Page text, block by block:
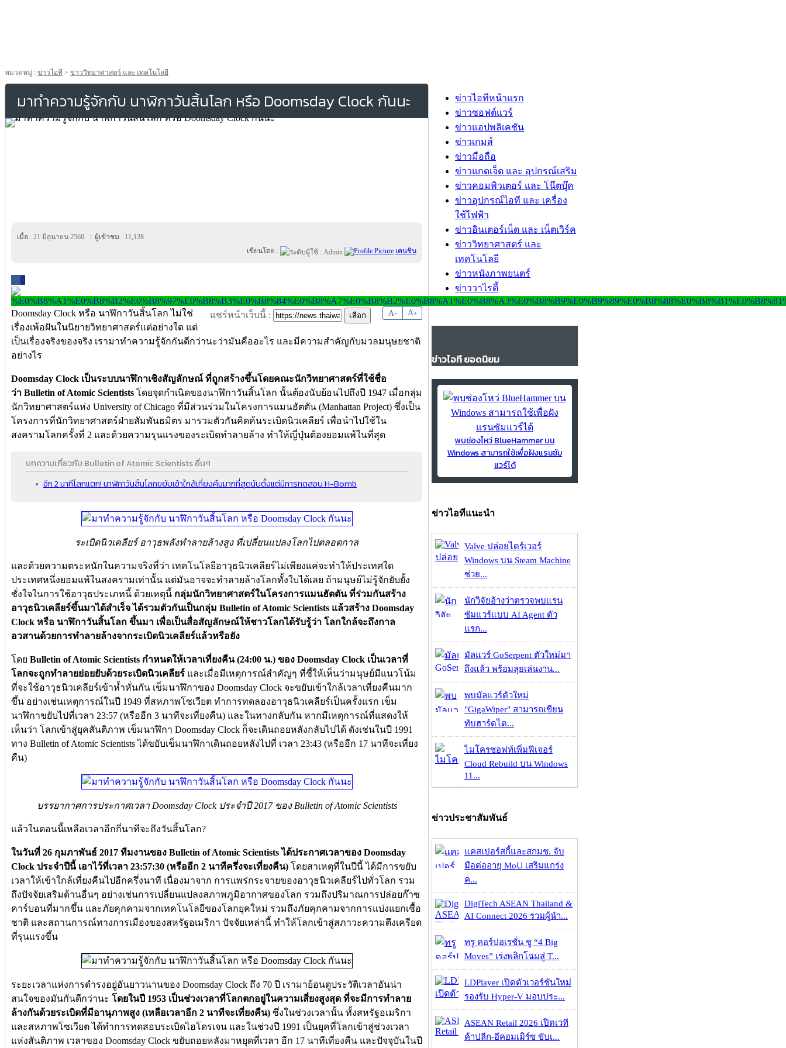
หมวดหมู่ : ข่าวไอที > ข่าววิทยาศาสตร์ และ เทคโนโลยี
มาทำความรู้จักกับ นาฬิกาวันสิ้นโลก หรือ Doomsday Clock กันนะ
เมื่อ : 21 มิถุนายน 2560 ผู้เข้าชม : 11,128
เขียนโดย :
เคนชิน
0
A- A+
แชร์หน้าเว็บนี้ :
Doomsday Clock หรือ นาฬิกาวันสิ้นโลก ไม่ใช่
เรื่องเพ้อฝันในนิยายวิทยาศาสตร์แต่อย่างใด แต่
เป็นเรื่องจริงของจริง เรามาทำความรู้จักกันดีกว่านะว่ามันคืออะไร และมีความสำคัญกับมวลมนุษยชาติ
อย่างไร
Doomsday Clock เป็นระบบนาฬิกาเชิงสัญลักษณ์ ที่ถูกสร้างขึ้นโดยคณะนักวิทยาศาสตร์ที่ใช้ชื่อ
ว่า Bulletin of Atomic Scientists โดยจุดกำเนิดของนาฬิกาวันสิ้นโลก นั้นต้องนับย้อนไปถึงปี 1947 เมื่อกลุ่ม
นักวิทยาศาสตร์แห่ง University of Chicago ที่มีส่วนร่วมในโครงการแมนฮัตตัน (Manhattan Project) ซึ่งเป็น
โครงการที่นักวิทยาศาสตร์ฝ่ายสัมพันธมิตร มารวมตัวกันคิดค้นระเบิดนิวเคลียร์ เพื่อนำไปใช้ใน
สงครามโลกครั้งที่ 2 และด้วยความรุนแรงของระเบิดทำลายล้าง ทำให้ญี่ปุ่นต้องยอมแพ้ในที่สุด
บทความเกี่ยวกับ Bulletin of Atomic Scientists อื่นๆ
อีก 2 นาทีโลกแตก! นาฬิกาวันสิ้นโลกขยับเข้าใกล้เที่ยงคืนมากที่สุดนับตั้งแต่มีการทดสอบ H-Bomb
ระเบิดนิวเคลียร์ อาวุธพลังทำลายล้างสูง ที่เปลี่ยนแปลงโลกไปตลอดกาล
และด้วยความตระหนักในความจริงที่ว่า เทคโนโลยีอาวุธนิวเคลียร์ไม่เพียงแค่จะทำให้ประเทศใด
ประเทศหนึ่งยอมแพ้ในสงครามเท่านั้น แต่มันอาจจะทำลายล้างโลกทั้งใบได้เลย ถ้ามนุษย์ไม่รู้จักยับยั้ง
ชั่งใจในการใช้อาวุธประเภทนี้ ด้วยเหตุนี้ กลุ่มนักวิทยาศาสตร์ในโครงการแมนฮัตตัน ที่ร่วมกันสร้าง
อาวุธนิวเคลียร์ขึ้นมาได้สำเร็จ ได้รวมตัวกันเป็นกลุ่ม Bulletin of Atomic Scientists แล้วสร้าง Doomsday
Clock หรือ นาฬิกาวันสิ้นโลก ขึ้นมา เพื่อเป็นสื่อสัญลักษณ์ให้ชาวโลกได้รับรู้ว่า โลกใกล้จะถึงกาล
อวสานด้วยการทำลายล้างจากระเบิดนิวเคลียร์แล้วหรือยัง
โดย Bulletin of Atomic Scientists กำหนดให้เวลาเที่ยงคืน (24:00 น.) ของ Doomsday Clock เป็นเวลาที่
โลกจะถูกทำลายย่อยยับด้วยระเบิดนิวเคลียร์ และเมื่อมีเหตุการณ์สำคัญๆ ที่ชี้ให้เห็นว่ามนุษย์มีแนวโน้ม
ที่จะใช้อาวุธนิวเคลียร์เข้าห้ำหั่นกัน เข็มนาฬิกาของ Doomsday Clock จะขยับเข้าใกล้เวลาเที่ยงคืนมาก
ขึ้น อย่างเช่นเหตุการณ์ในปี 1949 ที่สหภาพโซเวียต ทำการทดลองอาวุธนิวเคลียร์เป็นครั้งแรก เข็ม
นาฬิกาขยับไปที่เวลา 23:57 (หรืออีก 3 นาทีจะเที่ยงคืน) และในทางกลับกัน หากมีเหตุการณ์ที่แสดงให้
เห็นว่า โลกเข้าสู่ยุคสันติภาพ เข็มนาฬิกา Doomsday Clock ก็จะเดินถอยหลังกลับไปได้ ดังเช่นในปี 1991
ทาง Bulletin of Atomic Scientists ได้ขยับเข็มนาฬิกาเดินถอยหลังไปที่ เวลา 23:43 (หรืออีก 17 นาทีจะเที่ยง
คืน)
บรรยากาศการประกาศเวลา Doomsday Clock ประจำปี 2017 ของ Bulletin of Atomic Scientists
แล้วในตอนนี้เหลือเวลาอีกกี่นาทีจะถึงวันสิ้นโลก?
ในวันที่ 26 กุมภาพันธ์ 2017 ทีมงานของ Bulletin of Atomic Scientists ได้ประกาศเวลาของ Doomsday
Clock ประจำปีนี้ เอาไว้ที่เวลา 23:57:30 (หรืออีก 2 นาทีครึ่งจะเที่ยงคืน) โดยสาเหตุที่ในปีนี้ ได้มีการขยับ
เวลาให้เข้าใกล้เที่ยงคืนไปอีกครึ่งนาที เนื่องมาจาก การแพร่กระจายของอาวุธนิวเคลียร์ไปทั่วโลก รวม
ถึงปัจจัยเสริมด้านอื่นๆ อย่างเช่นการเปลี่ยนแปลงสภาพภูมิอากาศของโลก รวมถึงปริมาณการปล่อยก๊าซ
คาร์บอนที่มากขึ้น และภัยคุกคามจากเทคโนโลยีของโลกยุคใหม่ รวมถึงภัยคุกคามจากการแบ่งแยกเชื้อ
ชาติ และสถานการณ์ทางการเมืองของสหรัฐอเมริกา ปัจจัยเหล่านี้ ทำให้โลกเข้าสู่สภาวะความตึงเครียด
ที่รุนแรงขึ้น
ระยะเวลาแห่งการดำรงอยู่อันยาวนานของ Doomsday Clock ถึง 70 ปี เรามาย้อนดูประวัติเวลาอันน่า
สนใจของมันกันดีกว่านะ โดยในปี 1953 เป็นช่วงเวลาที่โลกตกอยู่ในความเสี่ยงสูงสุด ที่จะมีการทำลาย
ล้างกันด้วยระเบิดที่มีอานุภาพสูง (เหลือเวลาอีก 2 นาทีจะเที่ยงคืน) ซึ่งในช่วงเวลานั้น ทั้งสหรัฐอเมริกา
และสหภาพโซเวียต ได้ทำการทดสอบระเบิดไฮโดรเจน และในช่วงปี 1991 เป็นยุคที่โลกเข้าสู่ช่วงเวลา
แห่งสันติภาพ เวลาของ Doomsday Clock ขยับถอยหลังมาหยุดที่เวลา อีก 17 นาทีเที่ยงคืน และปัจจุบันในปี
ข่าวไอทีหน้าแรก
ข่าวซอฟต์แวร์
ข่าวแอปพลิเคชัน
ข่าวเกมส์
ข่าวมือถือ
ข่าวแกดเจ็ต และ อุปกรณ์เสริม
ข่าวคอมพิวเตอร์ และ โน๊ตบุ๊ค
ข่าวอุปกรณ์ไอที และ เครื่อง
ใช้ไฟฟ้า
ข่าวอินเตอร์เน็ต และ เน็ตเวิร์ค
ข่าววิทยาศาสตร์ และ
เทคโนโลยี
ข่าวหนังภาพยนตร์
ข่าววาไรตี้
ข่าวไอที ยอดนิยม
พบช่องโหว่ BlueHammer บน
Windows สามารถใช้เพื่อฝังแรนซัม
แวร์ได้
ข่าวไอทีแนะนำ
Valve ปล่อยไดร์เวอร์
Windows บน Steam Machine
ช่วย...
นักวิจัยอ้างว่าตรวจพบแรน
ซัมแวร์แบบ AI Agent ตัว
แรก...
มัลแวร์ GoSerpent ตัวใหม่มา
ถึงแล้ว พร้อมลุยเล่นงาน...
พบมัลแวร์ตัวใหม่
"GigaWiper" สามารถเขียน
ทับฮาร์ดได...
ไมโครซอฟท์เพิ่มฟีเจอร์
Cloud Rebuild บน Windows
11...
ข่าวประชาสัมพันธ์
แคสเปอร์สกี้และสกมช. จับ
มือต่ออายุ MoU เสริมแกร่ง
ค...
DigiTech ASEAN Thailand &
AI Connect 2026 รวมผู้นำ...
ทรู คอร์ปอเรชั่น ชู “4 Big
Moves” เร่งพลิกโฉมสู่ T...
LDPlayer เปิดตัวเวอร์ชันใหม่
รองรับ Hyper-V มอบประ...
ASEAN Retail 2026 เปิดเวที
ค้าปลีก-อีคอมเมิร์ซ ขับเ...